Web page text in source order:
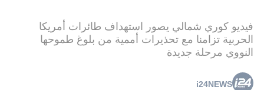
فيديو كوري شمالي يصور استهداف طائرات أمريكا
الحربية تزامنا مع تحذيرات أممية من بلوغ طموحها
النووي مرحلة جديدة
i24NEWS